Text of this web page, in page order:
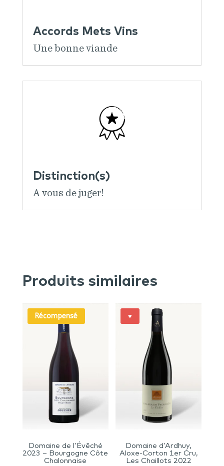
Accords Mets Vins
Une bonne viande
Distinction(s)
A vous de juger!
Produits similaires
Récompensé
Domaine de l’Évêché
2023 – Bourgogne Côte
Chalonnaise
♥
Domaine d’Ardhuy,
Aloxe-Corton 1er Cru,
Les Chaillots 2022